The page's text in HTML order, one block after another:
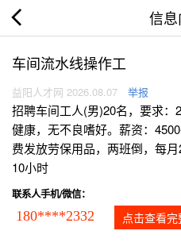
信
车间流水线操作工
益阳人才网 2026.08.07 举报
招聘车间工人(男)20名，要求
健康，无不良嗜好。薪资：
费发放劳保用品，两班倒，每
10小时
联系人手机/微信：
180****2332 点击查看完